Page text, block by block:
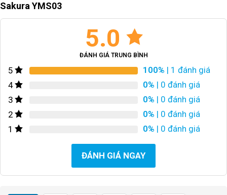
Sakura YMS03
5.0
ĐÁNH GIÁ TRUNG BÌNH
5 100% | 1 đánh giá
4
0% | 0 đánh giá
3
0% | 0 đánh giá
2
0% | 0 đánh giá
1
0% | 0 đánh giá
ĐÁNH GIÁ NGAY